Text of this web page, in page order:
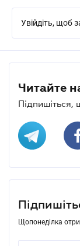
Увійдіть, щоб
Читайте
Підпишіться,
Щопонеділка